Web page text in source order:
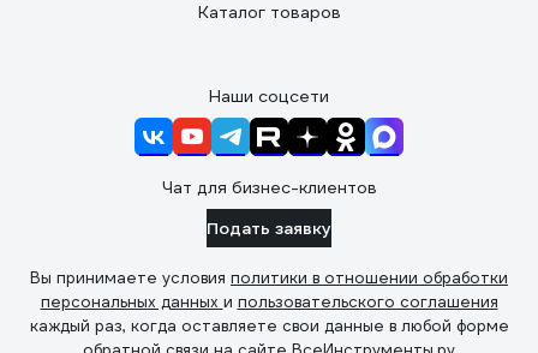
Каталог товаров
Наши соцсети
Чат для бизнес-клиентов
Подать заявку
Вы принимаете условия политики в отношении обработки
персональных данных и пользовательского соглашения
каждый раз, когда оставляете свои данные в любой форме